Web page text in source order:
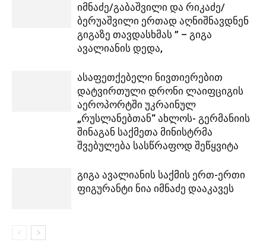
იმნაძე/გაბაშვილი და რიკაძე/
ბერუაშვილი ერთად აღნიშნავდნენ
გიგაზე თავდასხმას ” – გიგა
ავალიანის დედა,
ასაფეთქებელი ნივთიერებით
დატვირთული დრონი ლაიფციგის
აეროპორტში უკრაინულ
„რუსლანებთან“ ახლოს- გერმანიის
შინაგან საქმეთა მინისტრმა
შვებულება სასწრაფოდ შეწყვიტა
გიგა ავალიანის საქმის ერთ-ერთი
ფიგურანტი ნია იმნაძე დააკავეს